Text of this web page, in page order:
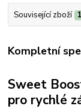
Související zboží
Kompletní
Sweet
pro rychlé